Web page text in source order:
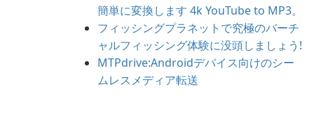
簡単に変換します 4k YouTube to MP3。
フィッシングプラネットで究極のバーチ
ャルフィッシング体験に没頭しましょう!
MTPdrive:Androidデバイス向けのシー
ムレスメディア転送